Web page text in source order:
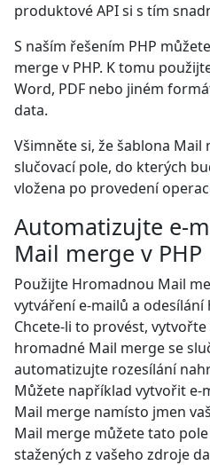
produktové API si s tím
S naším řešením PHP
merge v PHP. K tomu
Word, PDF nebo jiném
data.
Všimněte si, že šablona
slučovací pole, do kterých
vložena po provedení
Automatizujte e-
Mail merge v PHP
Použijte Hromadnou Mail
vytváření e-mailů a
Chcete-li to provést,
hromadné Mail merge se
automatizujte rozesílání
Můžete například vytvořit e-
Mail merge namísto jmen
Mail merge můžete tato
stažených z vašeho zdroje